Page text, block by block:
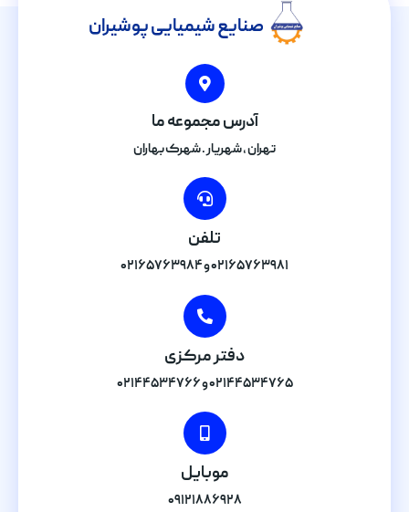
صنایع شیمیایی پوشیران
آدرس مجموعه ما
تهران , شهریار . شهرک بهاران
تلفن
۰۲۱۶۵۷۶۳۹۸۱ و ۰۲۱۶۵۷۶۳۹۸۴
دفتر مرکزی
۰۲۱۴۴۵۳۴۷۶۵ و ۰۲۱۴۴۵۳۴۷۶۶
موبایل
۰۹۱۲۱۸۸۶۹۲۸